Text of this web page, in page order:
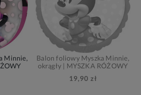
Minnie,
Balon foliowy Myszka Minnie,
okrągły | MYSZKA RÓŻOWY
19,90 zł